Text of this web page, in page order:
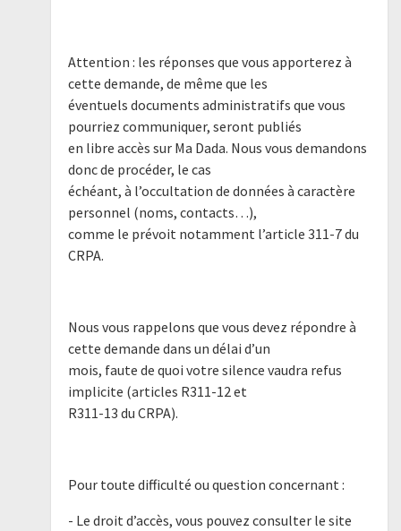
Attention : les réponses que vous apporterez à
cette demande, de même que les
éventuels documents administratifs que vous
pourriez communiquer, seront publiés
en libre accès sur Ma Dada. Nous vous demandons
donc de procéder, le cas
échéant, à l’occultation de données à caractère
personnel (noms, contacts…),
comme le prévoit notamment l’article 311-7 du
CRPA.
Nous vous rappelons que vous devez répondre à
cette demande dans un délai d’un
mois, faute de quoi votre silence vaudra refus
implicite (articles R311-12 et
R311-13 du CRPA).
Pour toute difficulté ou question concernant :
- Le droit d’accès, vous pouvez consulter le site